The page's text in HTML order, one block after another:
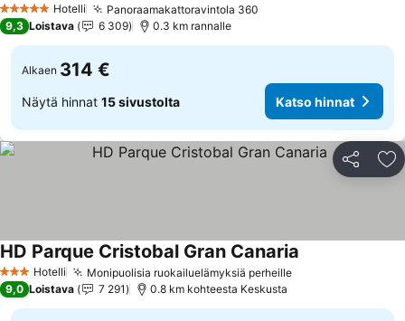
5 Tähtiluokitus
Hotelli Panoraamakattoravintola 360
9,3 Loistava 6 309 0.3 km rannalle
Alkaen 314 €
Näytä hinnat 15 sivustolta Katso hinnat
Jaa
3 Tähtiluokitus
Hotelli Monipuolisia ruokailuelämyksiä perheille
HD Parque Cristobal Gran Canaria
9,0 Loistava 7 291 0.8 km kohteesta Keskusta